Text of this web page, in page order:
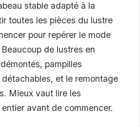
stable adapté à la
toutes les pièces du lustre
pour repérer le mode
Beaucoup de lustres en
pampilles
et le remontage
Mieux vaut lire les
avant de commencer.